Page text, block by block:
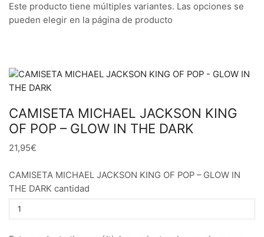
Este producto tiene múltiples variantes. Las opciones se
pueden elegir en la página de producto
CAMISETA MICHAEL JACKSON KING
OF POP – GLOW IN THE DARK
21,95€
CAMISETA MICHAEL JACKSON KING OF POP – GLOW IN
THE DARK cantidad